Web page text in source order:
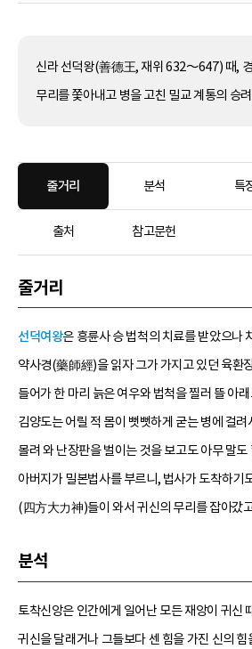
신라 선덕왕(善德王, 재위 632～647) 때,
무리를 쫓아내고 병을 고친 밀교 계통의 승
줄거리 분석 특
출처 참고문헌
줄거리
선덕여왕은 흥륜사 승 법척의 치료를 받았으나
약사경(藥師經)을 읽자 그가 가지고 있던 육환
들어가 한 마리 늙은 여우와 법척을 찔러 뜰 아
김양도는 어릴 적 몸이 뻣뻣하게 굳는 병에 걸
몰려 와 난장판을 벌이는 것을 보고도 아무 말도
아버지가 밀본법사를 부르니, 법사가 도착하기
(四方大力神)들이 와서 귀신의 무리를 잡아갔
분석
토착신앙은 인간에게 일어난 모든 재앙이 귀신
귀신을 달래거나 그들보다 센 힘을 가진 신의